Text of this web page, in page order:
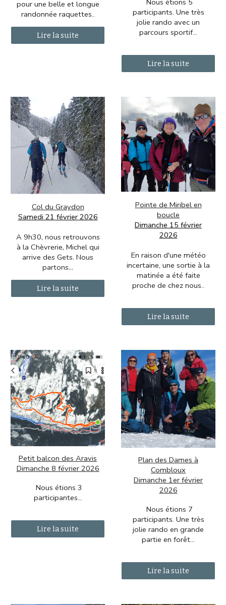
pour une belle et longue
randonnée raquettes..
Lire la suite
participants. Une très
jolie rando avec un
parcours sportif...
Lire la suite
Col du Graydon
Samedi 21 février2026
A 9h30, nous retrouvons
à la Chèvrerie, Michel qui
arrive des Gets. Nous
partons...
Lire la suite
Pointe de Miribel en
boucle
Dimanche 15 février
2026
En raison d'une météo
incertaine, une sortie à la
matinée a été faite
proche de chez nous..
Lire la suite
Petit balcon des Aravis
Dimanche 8 février 2026
Nous étions 3
participantes...
Lire la suite
Plan des Dames à
Combloux
Dimanche 1er février
2026
Nous étions 7
participants. Une très
jolie rando en grande
partie en forêt...
Lire la suite